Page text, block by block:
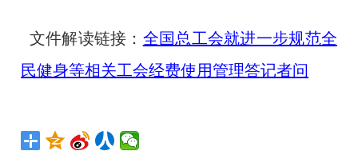
文件解读链接： 全国总工会就进一步规范全
民健身等相关工会经费使用管理答记者问